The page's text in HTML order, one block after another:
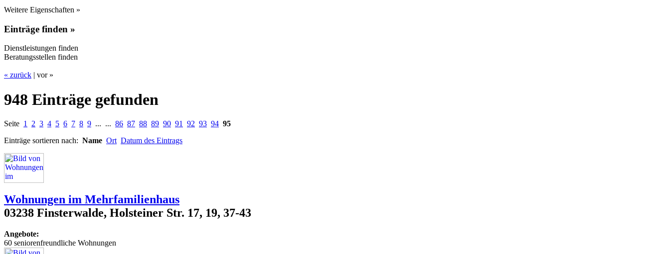
Weitere Eigenschaften »
Einträge finden »
Dienstleistungen finden
Beratungsstellen finden
« zurück | vor »
948 Einträge gefunden
Seite 1 2 3 4 5 6 7 8 9 ... ... 86 87 88 89 90 91 92 93 94 95
Einträge sortieren nach: Name Ort Datum des Eintrags
Wohnungen im Mehrfamilienhaus
03238 Finsterwalde, Holsteiner Str. 17, 19, 37-43
Angebote:
60 seniorenfreundliche Wohnungen